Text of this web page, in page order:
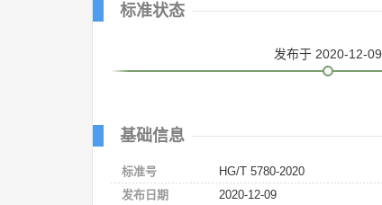
标准状态
发布于 2020-12-09
基础信息
标准号
HG/T 5780-2020
发布日期
2020-12-09